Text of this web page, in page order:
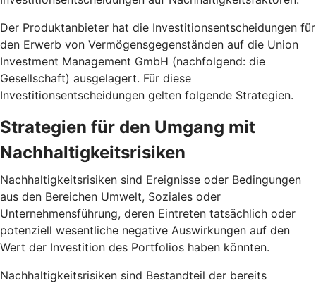
Der Produktanbieter hat die Investitionsentscheidungen für
den Erwerb von Vermögensgegenständen auf die Union
Investment Management GmbH (nachfolgend: die
Gesellschaft) ausgelagert. Für diese
Investitionsentscheidungen gelten folgende Strategien.
Strategien für den Umgang mit
Nachhaltigkeitsrisiken
Nachhaltigkeitsrisiken sind Ereignisse oder Bedingungen
aus den Bereichen Umwelt, Soziales oder
Unternehmensführung, deren Eintreten tatsächlich oder
potenziell wesentliche negative Auswirkungen auf den
Wert der Investition des Portfolios haben könnten.
Nachhaltigkeitsrisiken sind Bestandteil der bereits